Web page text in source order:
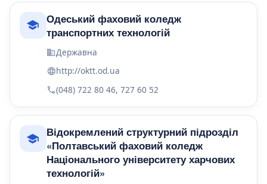
Одеський фаховий коледж
транспортних технологій
Державна
http://oktt.od.ua
(048) 722 80 46, 727 60 52
Відокремлений структурний підрозділ
«Полтавський фаховий коледж
Національного університету харчових
технологій»